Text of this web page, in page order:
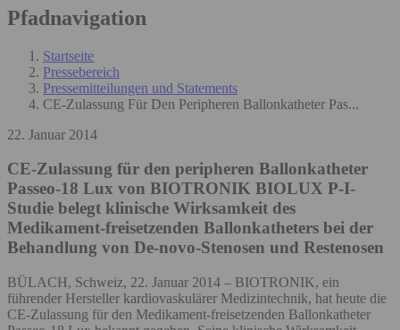
Pfadnavigation
Startseite
Pressebereich
Pressemitteilungen und Statements
CE-Zulassung Für Den Peripheren Ballonkatheter Pas...
22. Januar 2014
CE-Zulassung für den peripheren Ballonkatheter
Passeo-18 Lux von BIOTRONIK BIOLUX P-I-
Studie belegt klinische Wirksamkeit des
Medikament-freisetzenden Ballonkatheters bei der
Behandlung von De-novo-Stenosen und Restenosen
BÜLACH, Schweiz, 22. Januar 2014 – BIOTRONIK, ein
führender Hersteller kardiovaskulärer Medizintechnik, hat heute die
CE-Zulassung für den Medikament-freisetzenden Ballonkatheter